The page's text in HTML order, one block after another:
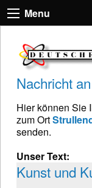
Menu
Nachricht
Hier können Sie
zum Ort
senden.
Unser Text:
Kunst und